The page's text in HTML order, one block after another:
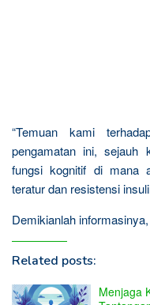
“Temuan kami
pengamatan ini, sejauh
fungsi kognitif di mana
teratur dan resistensi
Demikianlah
Related posts:
Menjaga